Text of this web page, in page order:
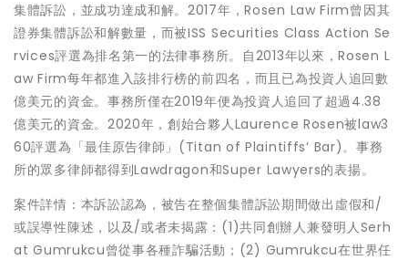
集體訴訟，並成功達成和解。2017年，Rosen Law Firm曾因其
證券集體訴訟和解數量，而被ISS Securities Class Action Se
rvices評選為排名第一的法律事務所。自2013年以來，Rosen L
aw Firm每年都進入該排行榜的前四名，而且已為投資人追回數
億美元的資金。事務所僅在2019年便為投資人追回了超過4.38
億美元的資金。2020年，創始合夥人Laurence Rosen被law3
60評選為「最佳原告律師」(Titan of Plaintiffs’ Bar)。事務
所的眾多律師都得到Lawdragon和Super Lawyers的表揚。
案件詳情：本訴訟認為，被告在整個集體訴訟期間做出虛假和/
或誤導性陳述，以及/或者未揭露：(1)共同創辦人兼發明人Serh
at Gumrukcu曾從事各種詐騙活動；(2) Gumrukcu在世界任